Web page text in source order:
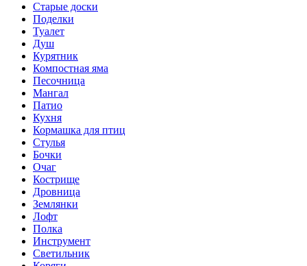
Старые доски
Поделки
Туалет
Душ
Курятник
Компостная яма
Песочница
Мангал
Патио
Кухня
Кормашка для птиц
Стулья
Бочки
Очаг
Кострище
Дровница
Землянки
Лофт
Полка
Инструмент
Светильник